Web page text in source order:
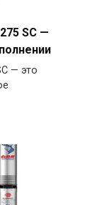
SC —
— это